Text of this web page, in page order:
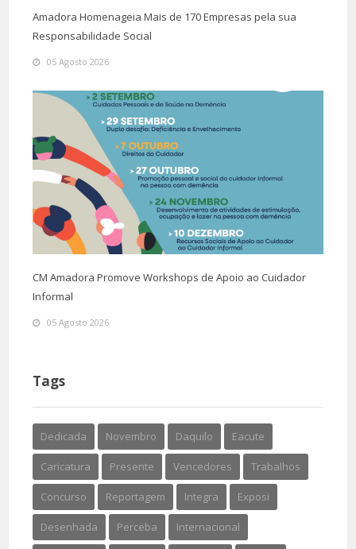
Amadora Homenageia Mais de 170 Empresas pela sua
Responsabilidade Social
05 Agosto 2026
CM Amadora Promove Workshops de Apoio ao Cuidador
Informal
05 Agosto 2026
Tags
Dedicada Novembro Daquilo Eacute
Caricatura Presente Vencedores Trabalhos
Concurso Reportagem Integra Exposi
Desenhada Perceba Internacional